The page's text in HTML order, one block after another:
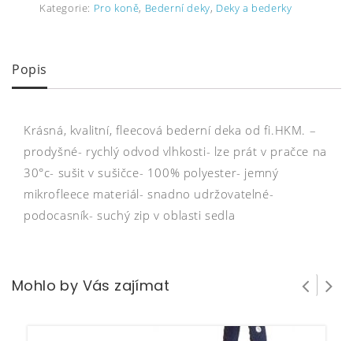
Kategorie: Pro koně, Bederní deky, Deky a bederky
Popis
Krásná, kvalitní, fleecová bederní deka od fi.HKM. –
prodyšné- rychlý odvod vlhkosti- lze prát v pračce na
30°c- sušit v sušičce- 100% polyester- jemný
mikrofleece materiál- snadno udržovatelné-
podocasník- suchý zip v oblasti sedla
Mohlo by Vás zajímat